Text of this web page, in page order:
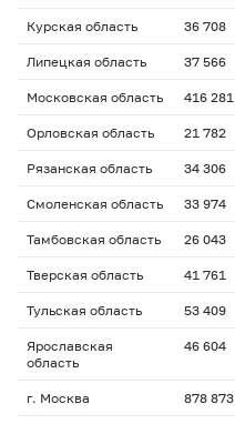
Курская область 36 708
Липецкая область 37 566
Московская область 416 281
Орловская область 21 782
Рязанская область 34 306
Смоленская область 33 974
Тамбовская область 26 043
Тверская область 41 761
Тульская область 53 409
Ярославская
область
46 604
г. Москва 878 873